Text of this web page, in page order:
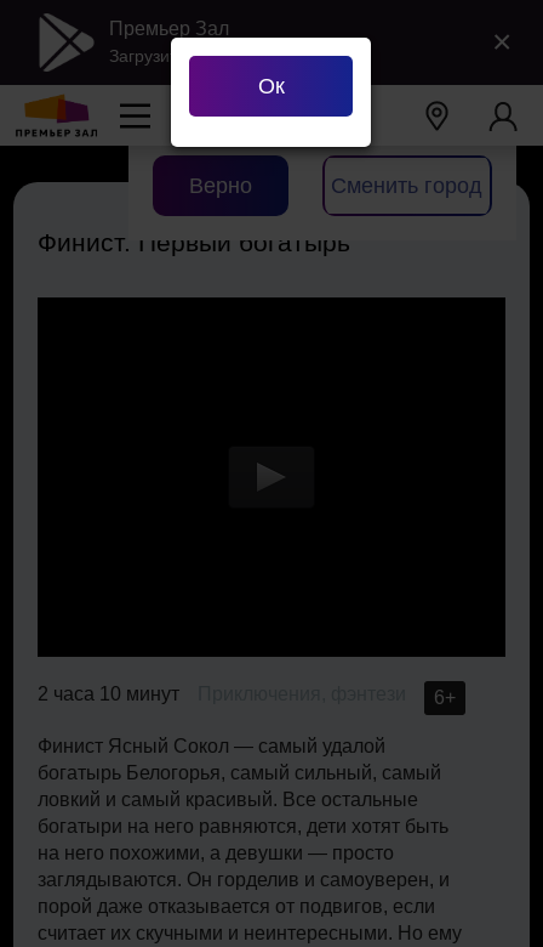
Премьер Зал
Загрузить в Google Play ×
Ваш городЕкатеринбург
Верно Сменить город
Финист. Первый богатырь
2 часа 10 минут 6+
Финист Ясный Сокол — самый удалой
богатырь Белогорья, самый сильный, самый
ловкий и самый красивый. Все остальные
богатыри на него равняются, дети хотят быть
на него похожими, а девушки — просто
заглядываются. Он горделив и самоуверен, и
порой даже отказывается от подвигов, если
считает их скучными и неинтересными. Но ему
Ок